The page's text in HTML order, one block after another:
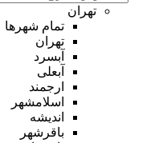
تهران
تمام شهر‌ها
تهران
آبسرد
آبعلی
ارجمند
اسلامشهر
اندیشه
باقرشهر